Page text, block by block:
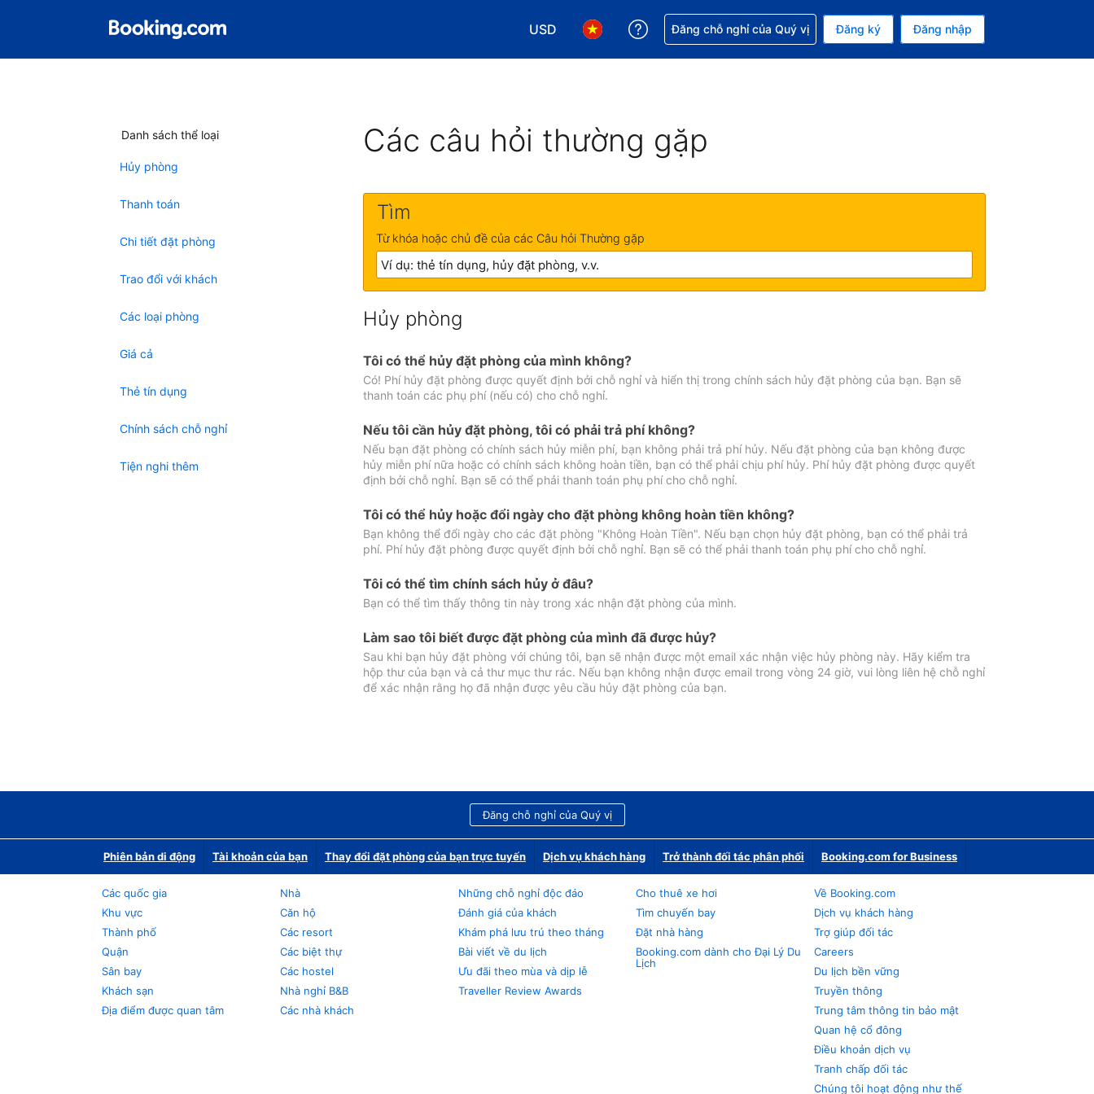
USD
Chọn loại tiền tệ của bạn. Loại tiền tệ hiện tại của bạn là Đô la Mỹ
Chọn ngôn ngữ của bạn. Ngôn ngữ hiện tại của bạn là Tiếng Việt
Nhận trợ giúp với đặt chỗ
Đăng chỗ nghỉ của Quý vị Đăng ký Đăng nhập
Danh sách thể loại
Hủy phòng
Thanh toán
Chi tiết đặt phòng
Trao đổi với khách
Các loại phòng
Giá cả
Thẻ tín dụng
Chính sách chỗ nghỉ
Tiện nghi thêm
Các câu hỏi thường gặp
Tìm
Từ khóa hoặc chủ đề của các Câu hỏi Thường gặp
Hủy phòng
Tôi có thể hủy đặt phòng của mình không?
Có! Phí hủy đặt phòng được quyết định bởi chỗ nghỉ và hiển thị trong chính sách hủy đặt phòng của bạn. Bạn sẽ
thanh toán các phụ phí (nếu có) cho chỗ nghỉ.
Nếu tôi cần hủy đặt phòng, tôi có phải trả phí không?
Nếu bạn đặt phòng có chính sách hủy miễn phí, bạn không phải trả phí hủy. Nếu đặt phòng của bạn không được
hủy miễn phí nữa hoặc có chính sách không hoàn tiền, bạn có thể phải chịu phí hủy. Phí hủy đặt phòng được quyết
định bởi chỗ nghỉ. Bạn sẽ có thể phải thanh toán phụ phí cho chỗ nghỉ.
Tôi có thể hủy hoặc đổi ngày cho đặt phòng không hoàn tiền không?
Bạn không thể đổi ngày cho các đặt phòng "Không Hoàn Tiền". Nếu bạn chọn hủy đặt phòng, bạn có thể phải trả
phí. Phí hủy đặt phòng được quyết định bởi chỗ nghỉ. Bạn sẽ có thể phải thanh toán phụ phí cho chỗ nghỉ.
Tôi có thể tìm chính sách hủy ở đâu?
Bạn có thể tìm thấy thông tin này trong xác nhận đặt phòng của mình.
Làm sao tôi biết được đặt phòng của mình đã được hủy?
Sau khi bạn hủy đặt phòng với chúng tôi, bạn sẽ nhận được một email xác nhận việc hủy phòng này. Hãy kiểm tra
hộp thư của bạn và cả thư mục thư rác. Nếu bạn không nhận được email trong vòng 24 giờ, vui lòng liên hệ chỗ nghỉ
để xác nhận rằng họ đã nhận được yêu cầu hủy đặt phòng của bạn.
Đăng chỗ nghỉ của Quý vị
Phiên bản di động Tài khoản của bạn Thay đổi đặt phòng của bạn trực tuyến Dịch vụ khách hàng Trở thành đối tác phân phối Booking.com for Business
Các quốc gia
Khu vực
Thành phố
Quận
Sân bay
Khách sạn
Địa điểm được quan tâm
Nhà
Căn hộ
Các resort
Các biệt thự
Các hostel
Nhà nghỉ B&B
Các nhà khách
Những chỗ nghỉ độc đáo
Đánh giá của khách
Khám phá lưu trú theo tháng
Bài viết về du lịch
Ưu đãi theo mùa và dịp lễ
Traveller Review Awards
Cho thuê xe hơi
Tìm chuyến bay
Đặt nhà hàng
Booking.com dành cho Đại Lý Du
Lịch
Về Booking.com
Dịch vụ khách hàng
Trợ giúp đối tác
Careers
Du lịch bền vững
Truyền thông
Trung tâm thông tin bảo mật
Quan hệ cổ đông
Điều khoản dịch vụ
Tranh chấp đối tác
Chúng tôi hoạt động như thế